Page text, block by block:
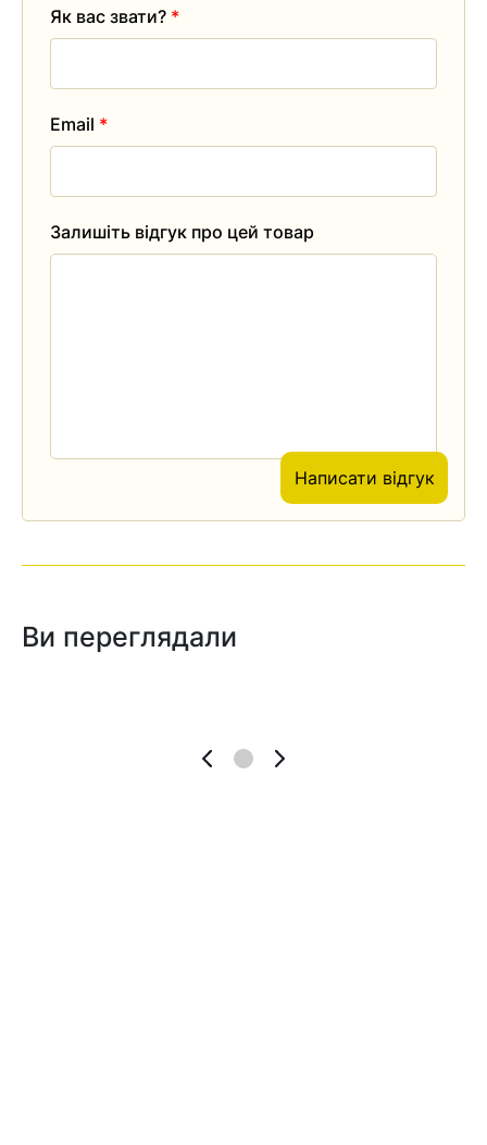
Залишіть відгук про цей товар
Як вас звати? *
Email *
Написати відгук
Ви переглядали